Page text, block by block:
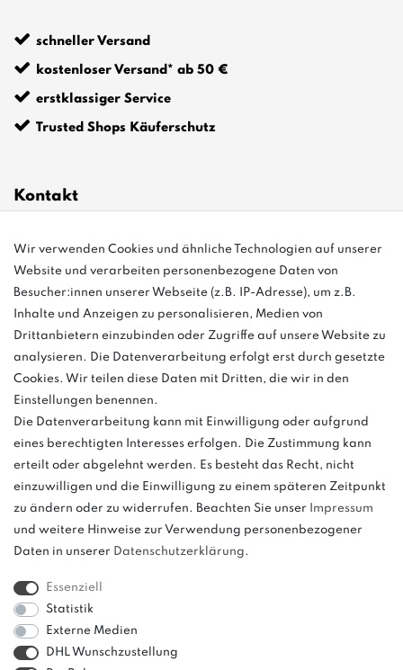
schneller Versand
kostenloser Versand* ab 50 €
erstklassiger Service
Trusted Shops Käuferschutz
Kontakt
info@bonvenon.de
03763 4048350
Montag - Freitag, 08:00 - 16:00
Anrufe aus dem dt. Festnetz zum Ortstarif, Preise aus dem Mobilfunknetz
ggf. abweichend (abhängig vom Provider).
und
weitere.
Wir verwenden Cookies und ähnliche Technologien auf unserer
Website und verarbeiten personenbezogene Daten von
Besucher:innen unserer Webseite (z.B. IP-Adresse), um z.B.
Inhalte und Anzeigen zu personalisieren, Medien von
Drittanbietern einzubinden oder Zugriffe auf unsere Website zu
analysieren. Die Datenverarbeitung erfolgt erst durch gesetzte
Cookies. Wir teilen diese Daten mit Dritten, die wir in den
Einstellungen benennen.
Die Datenverarbeitung kann mit Einwilligung oder aufgrund
eines berechtigten Interesses erfolgen. Die Zustimmung kann
erteilt oder abgelehnt werden. Es besteht das Recht, nicht
einzuwilligen und die Einwilligung zu einem späteren Zeitpunkt
zu ändern oder zu widerrufen. Beachten Sie unser
Impressum
und weitere Hinweise zur Verwendung personenbezogener
Daten in unserer Daten­schutz­erklärung.
Essenziell
Statistik
Externe Medien
DHL Wunschzustellung
Sinne einer Preisermäßigung, sondern lediglich
einen Preisvergleich zur unverbindlichen
Preisempfehlung seitens des Herstellers dar.